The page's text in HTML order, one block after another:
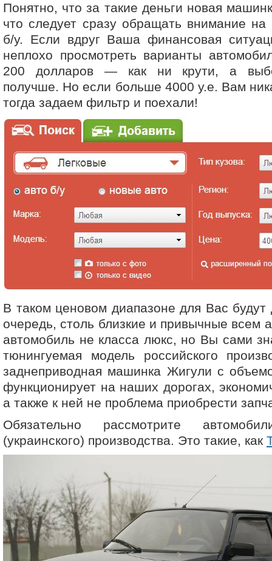
Понятно, что за такие деньги новая
что следует сразу обращать внимание на
б/у. Если вдруг Ваша финансовая
неплохо просмотреть варианты
200 долларов — как ни крути, а
получше. Но если больше 4000 y.e. Вам
тогда задаем фильтр и поехали!
В таком ценовом диапазоне для Вас
очередь, столь близкие и привычные всем
автомобиль не класса люкс, но Вы сами
тюнингуемая модель российского
заднеприводная машинка Жигули с
функционирует на наших дорогах,
а также к ней не проблема приобрести
Обязательно рассмотрите
(украинского) производства. Это такие, как